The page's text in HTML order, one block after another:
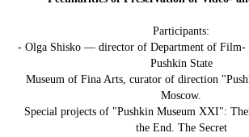
Participants:
- Olga Shisko — director of Department of Film-
Pushkin State
Museum of Fina Arts, curator of direction
Moscow.
Special projects of "Pushkin Museum XXI":
the End. The Secret